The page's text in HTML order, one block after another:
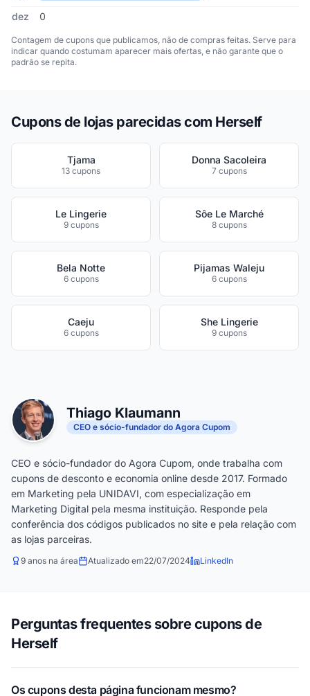
dez
0
Contagem de cupons que publicamos, não de compras feitas. Serve para
indicar quando costumam aparecer mais ofertas, e não garante que o
padrão se repita.
Cupons de lojas parecidas com Herself
Tjama
13 cupons
Donna Sacoleira
7 cupons
Le Lingerie
9 cupons
Sôe Le Marché
8 cupons
Bela Notte
6 cupons
Pijamas Waleju
6 cupons
Caeju
6 cupons
She Lingerie
9 cupons
Thiago Klaumann
CEO e sócio-fundador do Agora Cupom
CEO e sócio-fundador do Agora Cupom, onde trabalha com
cupons de desconto e economia online desde 2017. Formado
em Marketing pela UNIDAVI, com especialização em
Marketing Digital pela mesma instituição. Responde pela
conferência dos códigos publicados no site e pela relação com
as lojas parceiras.
9 anos na área Atualizado em22/07/2024 LinkedIn
Perguntas frequentes sobre cupons de
Herself
Os cupons desta página funcionam mesmo?